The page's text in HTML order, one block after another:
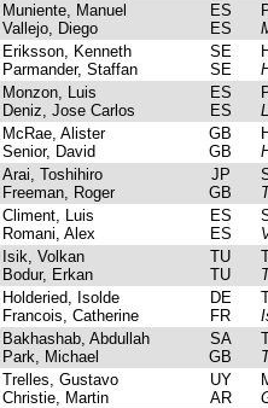
Muniente, Manuel
Vallejo, Diego
ES
ES
Eriksson, Kenneth
Parmander, Staffan
SE
SE
Monzon, Luis
Deniz, Jose Carlos
ES
ES
McRae, Alister
Senior, David
GB
GB
Arai, Toshihiro
Freeman, Roger
JP
GB
Climent, Luis
Romani, Alex
ES
ES
Isik, Volkan
Bodur, Erkan
TU
TU
Holderied, Isolde
Francois, Catherine
DE
FR
Bakhashab, Abdullah
Park, Michael
SA
GB
Trelles, Gustavo
Christie, Martin
UY
AR